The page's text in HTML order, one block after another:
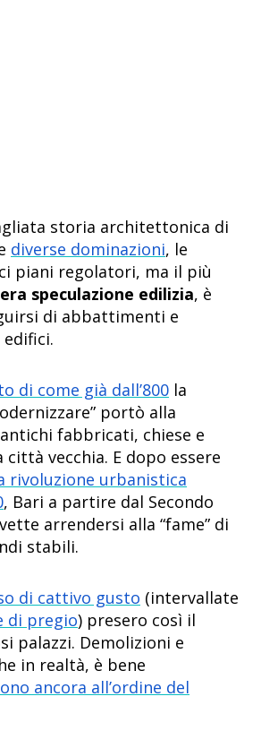
storia architettonica di
diverse dominazioni, le
piani regolatori, ma il più
speculazione edilizia, è
di abbattimenti e
di come già dall’800 la
portò alla
fabbricati, chiese e
vecchia. E dopo essere
rivoluzione urbanistica
, Bari a partire dal Secondo
arrendersi alla “fame” di
stabili.
di cattivo gusto (intervallate
di pregio) presero così il
palazzi. Demolizioni e
in realtà, è bene
ancora all’ordine del